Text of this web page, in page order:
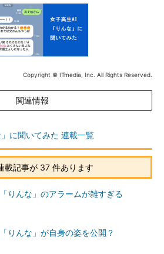
Copyright © ITmedia, Inc. All Rights Reserved.
関連情報
に聞いてみた 連載一覧
載記事が 37 件あります
りんな」のアラームが雑すぎる
りんな」が自身の姿を公開？